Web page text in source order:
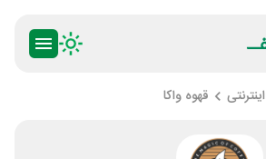
قهوه واکا